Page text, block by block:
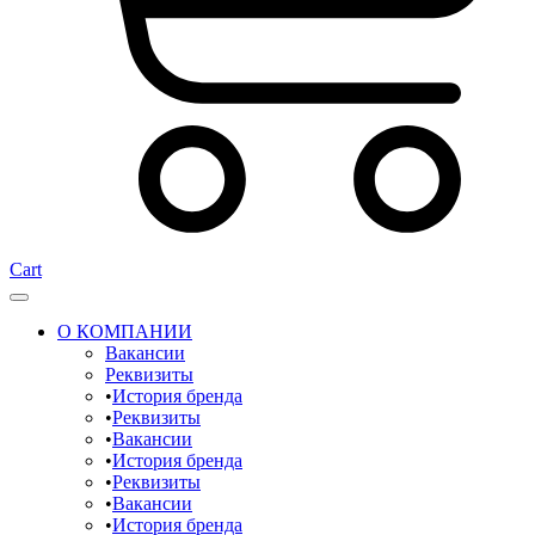
Cart
О КОМПАНИИ
Вакансии
Реквизиты
История бренда
Реквизиты
Вакансии
История бренда
Реквизиты
Вакансии
История бренда